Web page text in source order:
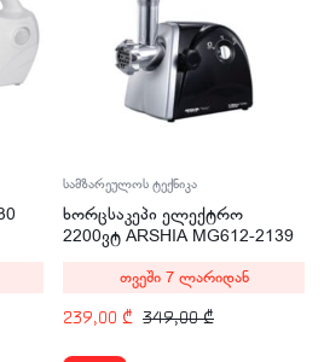
სამზარეულოს ტექნიკა
ხორცსაკეპი ელექტრო
2200ვტ ARSHIA MG612-2139
349,00₾
239,00 ₾
თვეში 7 ლარიდან